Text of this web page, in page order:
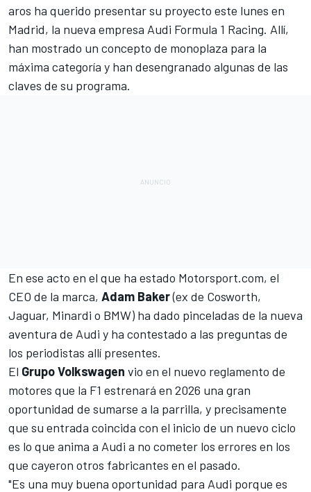
aros ha querido presentar su proyecto este lunes en
Madrid, la nueva empresa Audi Formula 1 Racing. Allí,
han mostrado un concepto de monoplaza para la
máxima categoría y han desengranado algunas de las
claves de su programa.
En ese acto en el que ha estado Motorsport.com, el
CEO de la marca, Adam Baker(ex de Cosworth,
Jaguar, Minardi o BMW) ha dado pinceladas de la nueva
aventura de Audi y ha contestado a las preguntas de
los periodistas allí presentes.
El Grupo Volkswagen vio en el nuevo reglamento de
motores que la F1 estrenará en 2026 una gran
oportunidad de sumarse a la parrilla, y precisamente
que su entrada coincida con el inicio de un nuevo ciclo
es lo que anima a Audi a no cometer los errores en los
que cayeron otros fabricantes en el pasado.
"Es una muy buena oportunidad para Audi porque es